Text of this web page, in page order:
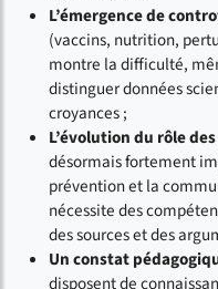
L’émergence de
(vaccins, nutrition,
montre la difficulté,
distinguer données
croyances ;
L’évolution du rôle
désormais fortement
prévention et la
nécessite des
des sources et des
Un constat
disposent de